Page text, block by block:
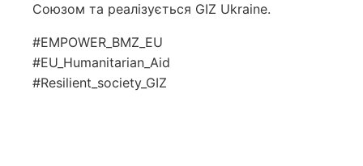
Союзом та реалізується GIZ Ukraine.
#EMPOWER_BMZ_EU
#EU_Humanitarian_Aid
#Resilient_society_GIZ